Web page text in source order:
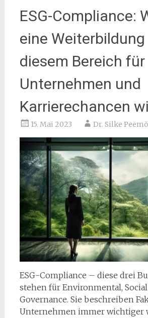
ESG-Compliance:
eine Weiterbildung
diesem Bereich für
Unternehmen und
Karrierechancen
15. Mai 2023 Dr. Silke
ESG-Compliance – diese drei
stehen für Environmental,
Governance. Sie beschreiben
Unternehmen immer wichtiger